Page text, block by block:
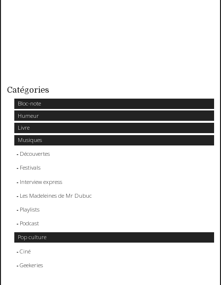
Catégories
Bloc-note
Humeur
Livre
Musiques
Découvertes
Festivals
Interview express
Les Madeleines de Mr Dubuc
Playlists
Podcast
Pop culture
Ciné
Geekeries